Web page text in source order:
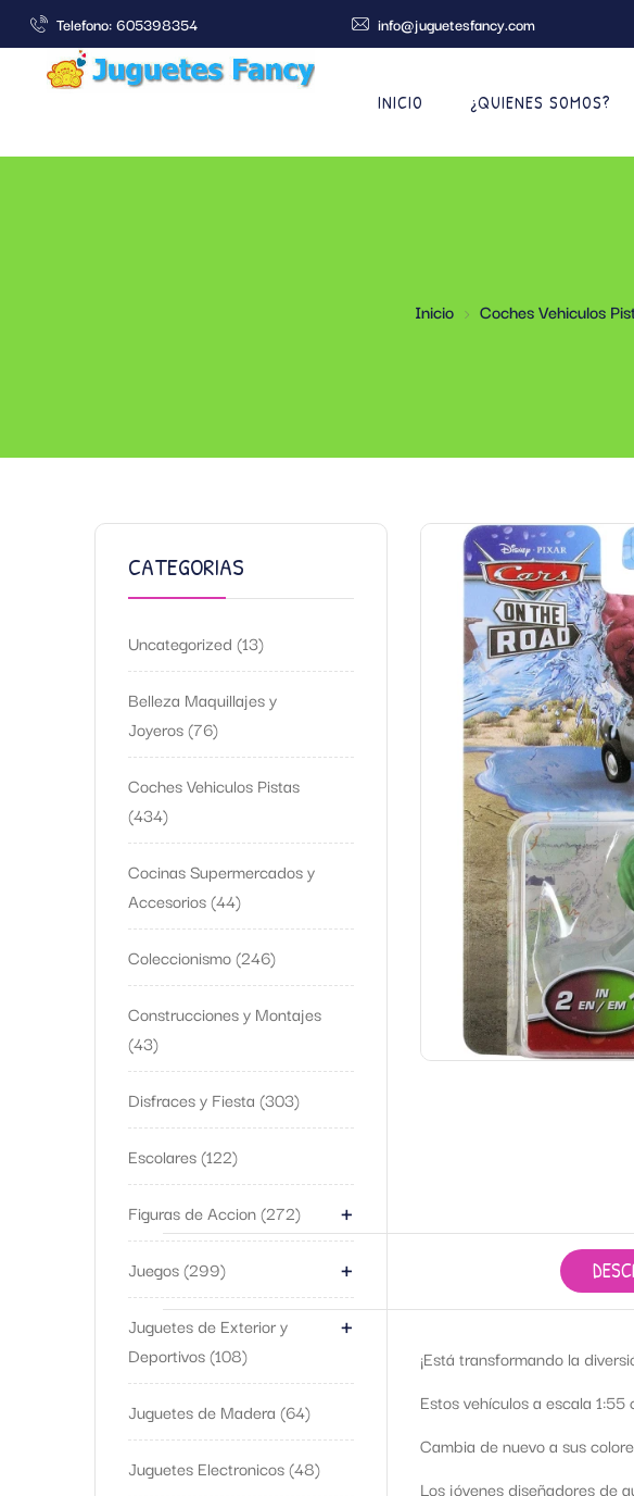
Telefono: 605398354 info@juguetesfancy.com
INICIO ¿QUIENES SOMOS?
Inicio Coches Vehiculos
CATEGORIAS
Uncategorized 13
Belleza Maquillajes y
Joyeros 76
Coches Vehiculos Pistas
434
Cocinas Supermercados y
Accesorios 44
Coleccionismo 246
Construcciones y Montajes
43
Disfraces y Fiesta 303
Escolares 122
Figuras de Accion 272 +
Juegos 299 +
Juguetes de Exterior y
Deportivos 108
+
Juguetes de Madera 64
Juguetes Electronicos 48
¡Está transformando la
Estos vehículos a escala
Cambia de nuevo a sus
Los jóvenes diseñadores de